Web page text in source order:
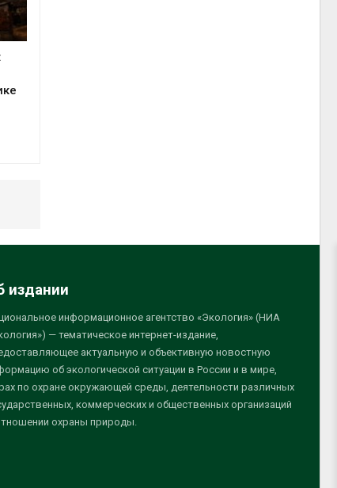
издании
информационное агентство «Экология» (НИА
— тематическое интернет-издание,
актуальную и объективную новостную
об экологической ситуации в России и в мире,
по охране окружающей среды, деятельности различных
коммерческих и общественных организаций
охраны природы.